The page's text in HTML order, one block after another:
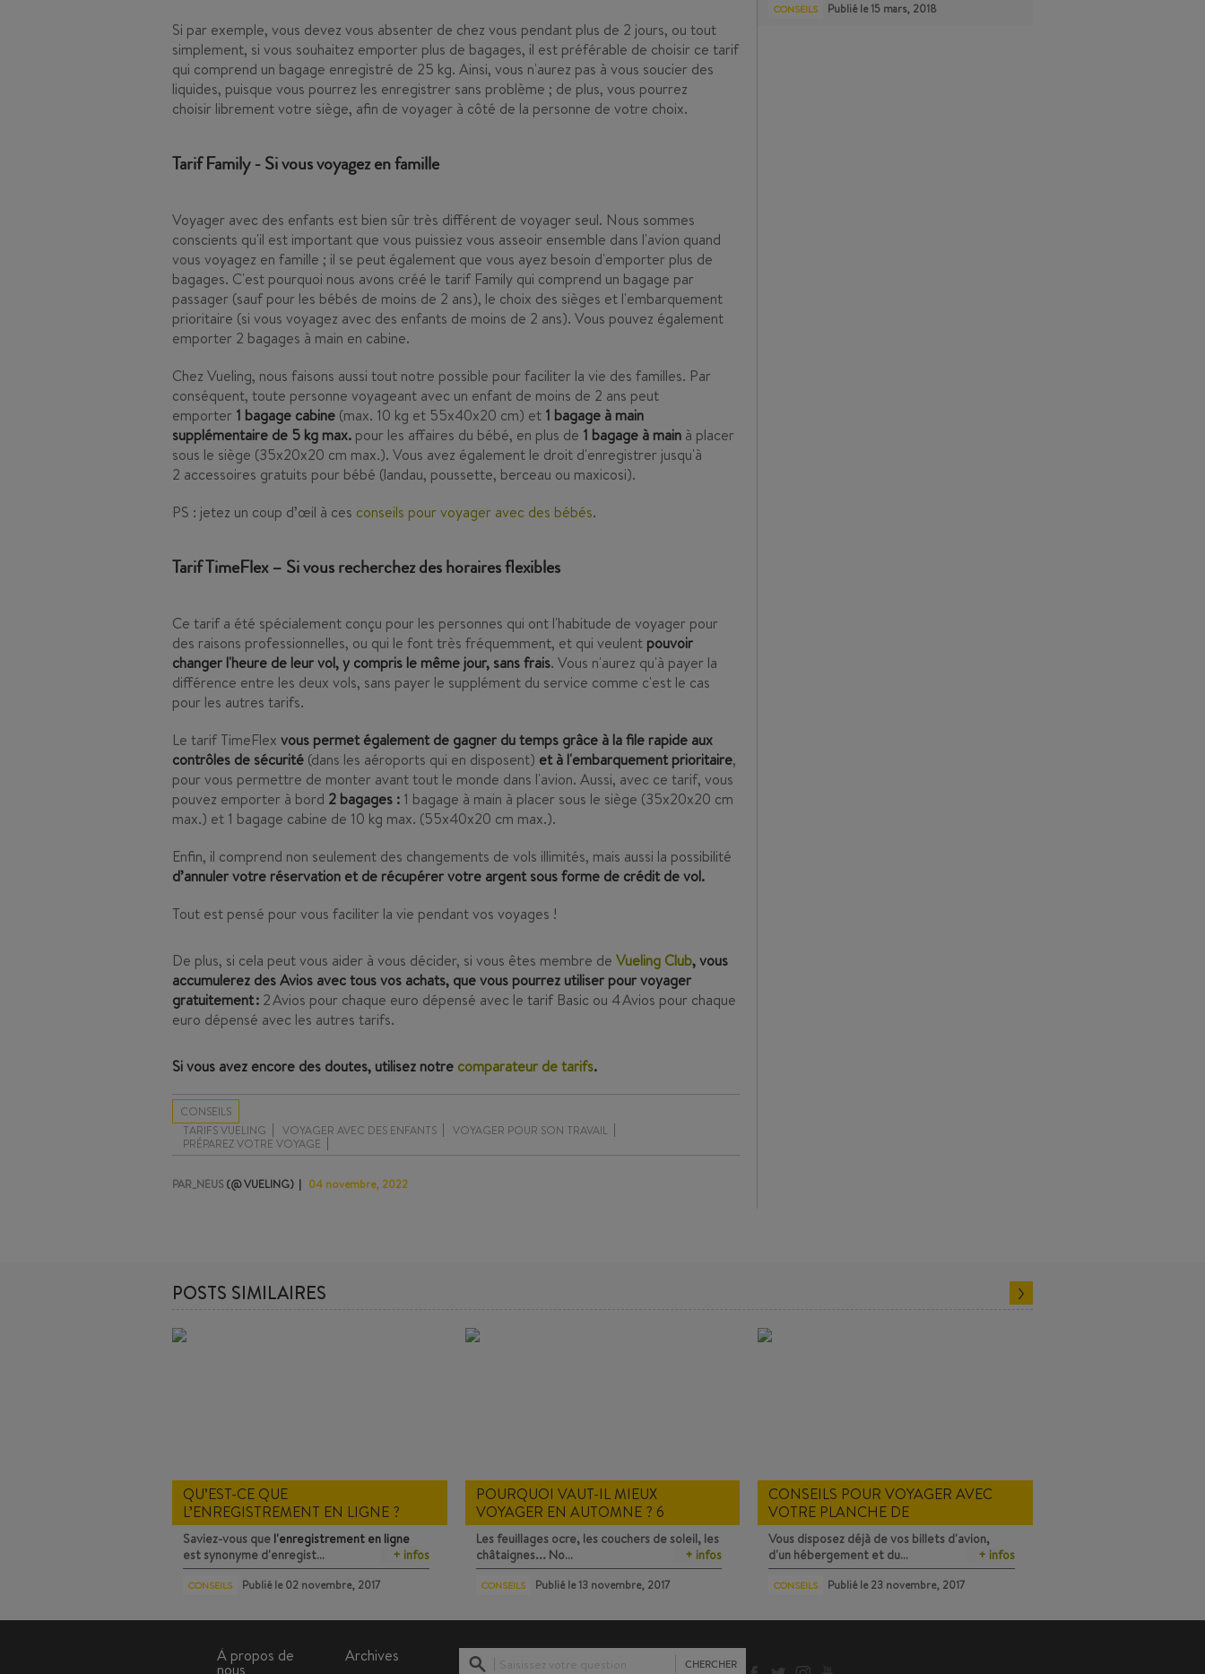
Si par exemple, vous devez vous absenter de chez vous pendant plus de 2 jours, ou tout
simplement, si vous souhaitez emporter plus de bagages, il est préférable de choisir ce tarif
qui comprend un bagage enregistré de 25 kg. Ainsi, vous n'aurez pas à vous soucier des
liquides, puisque vous pourrez les enregistrer sans problème ; de plus, vous pourrez
choisir librement votre siège, afin de voyager à côté de la personne de votre choix.
Tarif Family - Si vous voyagez en famille
Voyager avec des enfants est bien sûr très différent de voyager seul. Nous sommes
conscients qu'il est important que vous puissiez vous asseoir ensemble dans l'avion quand
vous voyagez en famille ; il se peut également que vous ayez besoin d'emporter plus de
bagages. C'est pourquoi nous avons créé le tarif Family qui comprend un bagage par
passager (sauf pour les bébés de moins de 2 ans), le choix des sièges et l'embarquement
prioritaire (si vous voyagez avec des enfants de moins de 2 ans). Vous pouvez également
emporter 2 bagages à main en cabine.
Chez Vueling, nous faisons aussi tout notre possible pour faciliter la vie des familles. Par
conséquent, toute personne voyageant avec un enfant de moins de 2 ans peut
emporter 1 bagage cabine (max. 10 kg et 55x40x20 cm) et 1 bagage à main
supplémentaire de 5 kg max. pour les affaires du bébé, en plus de 1 bagage à main à placer
sous le siège (35x20x20 cm max.). Vous avez également le droit d'enregistrer jusqu'à
2 accessoires gratuits pour bébé (landau, poussette, berceau ou maxicosi).
PS : jetez un coup d’œil à ces conseils pour voyager avec des bébés.
Tarif TimeFlex – Si vous recherchez des horaires flexibles
Ce tarif a été spécialement conçu pour les personnes qui ont l'habitude de voyager pour
des raisons professionnelles, ou qui le font très fréquemment, et qui veulent pouvoir
changer l'heure de leur vol, y compris le même jour, sans frais. Vous n'aurez qu'à payer la
différence entre les deux vols, sans payer le supplément du service comme c'est le cas
pour les autres tarifs.
Le tarif TimeFlex vous permet également de gagner du temps grâce à la file rapide aux
contrôles de sécurité (dans les aéroports qui en disposent) et à l'embarquement prioritaire,
pour vous permettre de monter avant tout le monde dans l'avion. Aussi, avec ce tarif, vous
pouvez emporter à bord 2 bagages : 1 bagage à main à placer sous le siège (35x20x20 cm
max.) et 1 bagage cabine de 10 kg max. (55x40x20 cm max.).
Enfin, il comprend non seulement des changements de vols illimités, mais aussi la possibilité
d’annuler votre réservation et de récupérer votre argent sous forme de crédit de vol.
Tout est pensé pour vous faciliter la vie pendant vos voyages !
De plus, si cela peut vous aider à vous décider, si vous êtes membre de Vueling Club, vous
accumulerez des Avios avec tous vos achats, que vous pourrez utiliser pour voyager
gratuitement : 2 Avios pour chaque euro dépensé avec le tarif Basic ou 4 Avios pour chaque
euro dépensé avec les autres tarifs.
Si vous avez encore des doutes, utilisez notre comparateur de tarifs.
CONSEILS
TARIFS VUELING
VOYAGER AVEC DES ENFANTS
VOYAGER POUR SON TRAVAIL
PRÉPAREZ VOTRE VOYAGE
PAR_NEUS (@ VUELING) 04 novembre, 2022
CONSEILS Publié le15 mars, 2018
POSTS SIMILAIRES
QU’EST-CE QUE
L’ENREGISTREMENT EN LIGNE ?
TOUT CE QUE VOUS DEVEZ
SAVOIR
Saviez-vous que l'enregistrement en ligne
est synonyme d'enregist…
+ infos
CONSEILS Publié le02 novembre, 2017
POURQUOI VAUT-IL MIEUX
VOYAGER EN AUTOMNE ? 6
BONNES RAISONS POUR FAIRE
UNE ESCAPADE
Les feuillages ocre, les couchers de soleil, les
châtaignes... No…
+ infos
CONSEILS Publié le13 novembre, 2017
CONSEILS POUR VOYAGER AVEC
VOTRE PLANCHE DE
SNOWBOARD DANS L'AVION
Vous disposez déjà de vos billets d'avion,
d'un hébergement et du…
+ infos
CONSEILS Publié le23 novembre, 2017
À propos de
nous
Archives Saisissez votre question CHERCHER